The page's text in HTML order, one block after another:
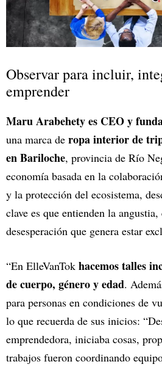
Observar para incluir,
emprender
Maru Arabehety es CEO y
una marca de ropa interior de
en Bariloche, provincia de Río
economía basada en la
y la protección del ecosistema,
clave es que entienden la
desesperación que genera estar
“En ElleVanTok hacemos talles
de cuerpo, género y edad.
para personas en condiciones de
lo que recuerda de sus inicios:
emprendedora, iniciaba cosas,
trabajos fueron coordinando